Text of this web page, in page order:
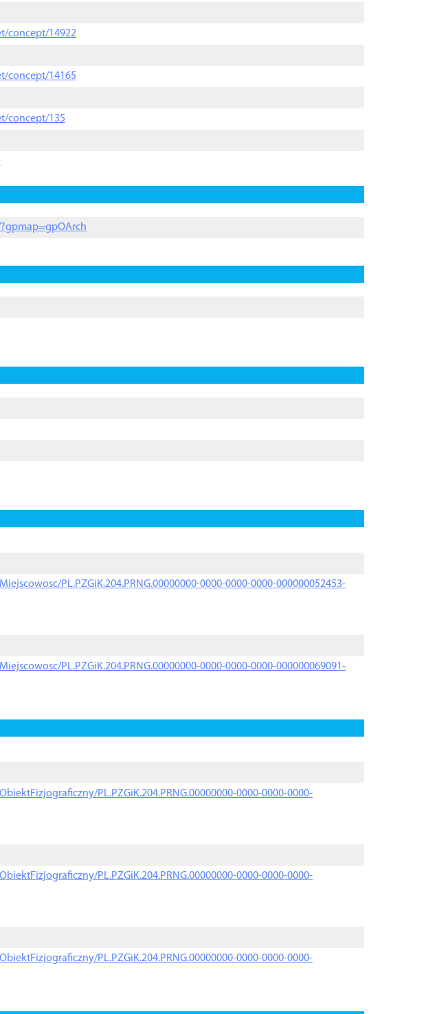
concept/14922
concept/14165
concept/135
PL.PZGiK.204.PRNG.00000000-0000-0000-0000-000000052453-
PL.PZGiK.204.PRNG.00000000-0000-0000-0000-000000069091-
PL.PZGiK.204.PRNG.00000000-0000-0000-0000-
PL.PZGiK.204.PRNG.00000000-0000-0000-0000-
PL.PZGiK.204.PRNG.00000000-0000-0000-0000-